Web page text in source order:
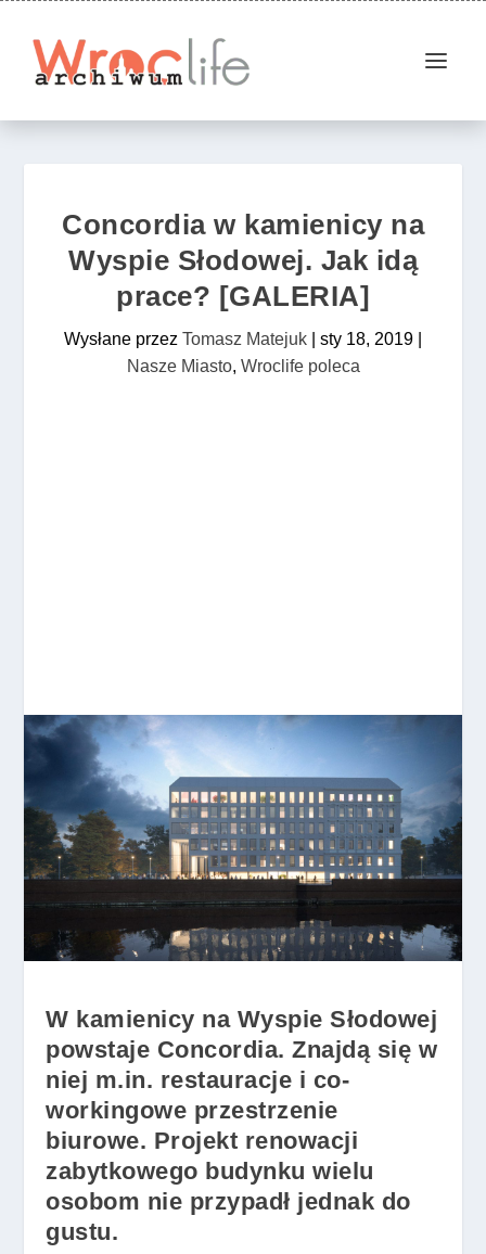
Concordia w kamienicy na
Wyspie Słodowej. Jak idą
prace? [GALERIA]
Wysłane przez Tomasz Matejuk sty 18, 2019
Nasze Miasto, Wroclife poleca
W kamienicy na Wyspie Słodowej
powstaje Concordia. Znajdą się w
niej m.in. restauracje i co-
workingowe przestrzenie
biurowe. Projekt renowacji
zabytkowego budynku wielu
osobom nie przypadł jednak do
gustu.